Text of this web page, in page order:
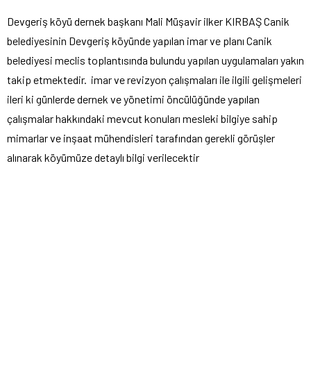
Devgeriş köyü dernek başkanı Mali Müşavir ilker KIRBAŞ Canik
belediyesinin Devgeriş köyünde yapılan imar ve planı Canik
belediyesi meclis toplantısında bulundu yapılan uygulamaları yakın
takip etmektedir. imar ve revizyon çalışmaları ile ilgili gelişmeleri
ileri ki günlerde dernek ve yönetimi öncülüğünde yapılan
çalışmalar hakkındaki mevcut konuları mesleki bilgiye sahip
mimarlar ve inşaat mühendisleri tarafından gerekli görüşler
alınarak köyümüze detaylı bilgi verilecektir